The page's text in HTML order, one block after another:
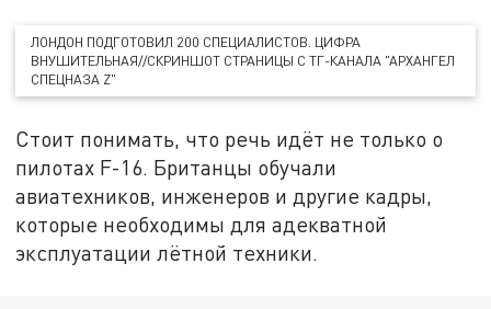
ЛОНДОН ПОДГОТОВИЛ 200 СПЕЦИАЛИСТОВ. ЦИФРА
ВНУШИТЕЛЬНАЯ//СКРИНШОТ СТРАНИЦЫ С ТГ-КАНАЛА "АРХАНГЕЛ
СПЕЦНАЗА Z"
Стоит понимать, что речь идёт не только о
пилотах F-16. Британцы обучали
авиатехников, инженеров и другие кадры,
которые необходимы для адекватной
эксплуатации лётной техники.